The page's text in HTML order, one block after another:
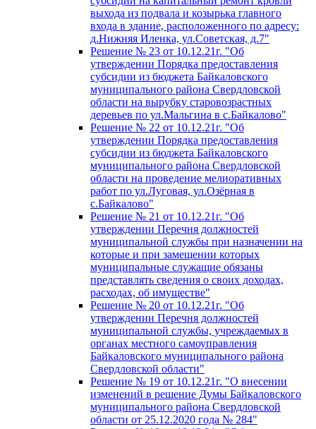
выхода из подвала и козырька главного
входа в здание, расположенного по адресу:
д.Нижняя Иленка, ул.Советская, д.7"
Решение № 23 от 10.12.21г. "Об
утверждении Порядка предоставления
субсидии из бюджета Байкаловского
муниципального района Свердловской
области на вырубку старовозрастных
деревьев по ул.Мальгина в с.Байкалово"
Решение № 22 от 10.12.21г. "Об
утверждении Порядка предоставления
субсидии из бюджета Байкаловского
муниципального района Свердловской
области на проведение мелиоративных
работ по ул.Луговая, ул.Озёрная в
с.Байкалово"
Решение № 21 от 10.12.21г. "Об
утверждении Перечня должностей
муниципальной службы при назначении на
которые и при замещении которых
муниципальные служащие обязаны
представлять сведения о своих доходах,
расходах, об имуществе"
Решение № 20 от 10.12.21г. "Об
утверждении Перечня должностей
муниципальной службы, учреждаемых в
органах местного самоуправления
Байкаловского муниципального района
Свердловской области"
Решение № 19 от 10.12.21г. "О внесении
изменений в решение Думы Байкаловского
муниципального района Свердловской
области от 25.12.2020 года № 284"